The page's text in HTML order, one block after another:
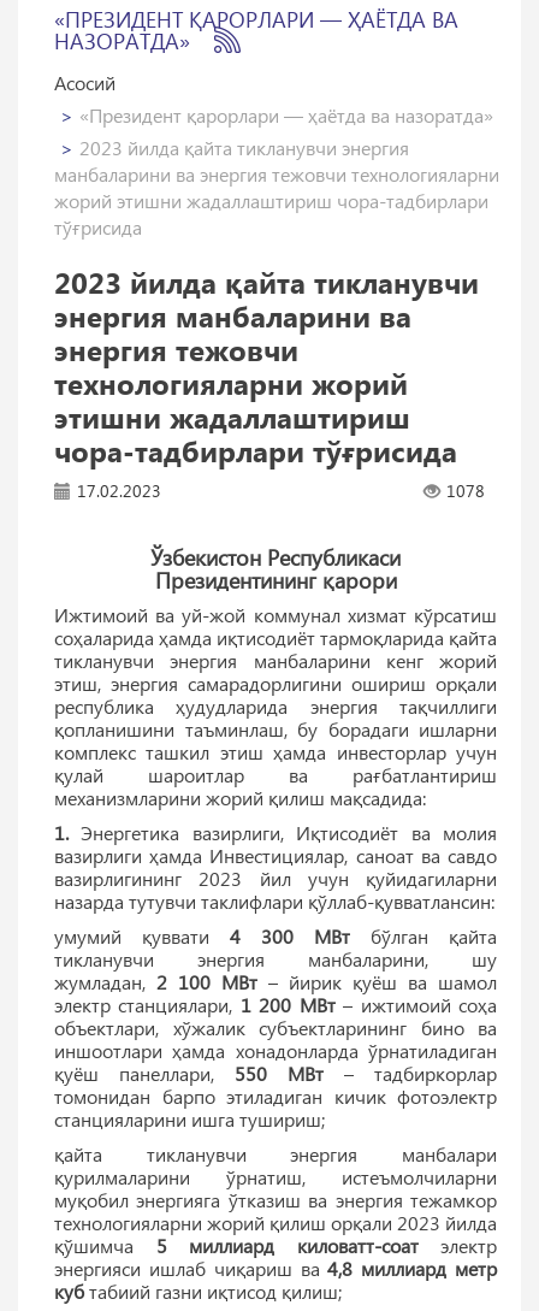
«ПРЕЗИДЕНТ ҚАРОРЛАРИ — ҲАЁТДА ВА
НАЗОРАТДА»
Асосий
«Президент қарорлари — ҳаётда ва назоратда»
2023 йилда қайта тикланувчи энергия
манбаларини ва энергия тежовчи технологияларни
жорий этишни жадаллаштириш чора-тадбирлари
тўғрисида
2023 йилда қайта тикланувчи
энергия манбаларини ва
энергия тежовчи
технологияларни жорий
этишни жадаллаштириш
чора-тадбирлари тўғрисида
17.02.2023 1078
Ўзбекистон Республикаси
Президентининг қарори
Ижтимоий ва уй-жой коммунал хизмат кўрсатиш
соҳаларида ҳамда иқтисодиёт тармоқларида қайта
тикланувчи энергия манбаларини кенг жорий
этиш, энергия самарадорлигини ошириш орқали
республика ҳудудларида энергия тақчиллиги
қопланишини таъминлаш, бу борадаги ишларни
комплекс ташкил этиш ҳамда инвесторлар учун
қулай шароитлар ва рағбатлантириш
механизмларини жорий қилиш мақсадида:
1.Энергетика вазирлиги, Иқтисодиёт ва молия
вазирлиги ҳамда Инвестициялар, саноат ва савдо
вазирлигининг 2023 йил учун қуйидагиларни
назарда тутувчи таклифлари қўллаб-қувватлансин:
умумий қуввати 4 300 МВт бўлган қайта
тикланувчи энергия манбаларини, шу
жумладан, 2 100 МВт – йирик қуёш ва шамол
электр станциялари, 1 200 МВт– ижтимоий соҳа
объектлари, хўжалик субъектларининг бино ва
иншоотлари ҳамда хонадонларда ўрнатиладиган
қуёш панеллари, 550 МВт – тадбиркорлар
томонидан барпо этиладиган кичик фотоэлектр
станцияларини ишга тушириш;
қайта тикланувчи энергия манбалари
қурилмаларини ўрнатиш, истеъмолчиларни
муқобил энергияга ўтказиш ва энергия тежамкор
технологияларни жорий қилиш орқали 2023 йилда
қўшимча 5 миллиард киловатт-соатэлектр
энергияси ишлаб чиқариш ва4,8 миллиард метр
кубтабиий газни иқтисод қилиш;